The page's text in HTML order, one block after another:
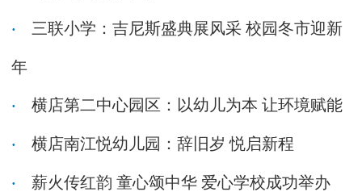
三联小学：吉尼斯盛典展风采 校园冬市迎新
年
横店第二中心园区：以幼儿为本 让环境赋能
横店南江悦幼儿园：辞旧岁 悦启新程
薪火传红韵 童心颂中华 爱心学校成功举办